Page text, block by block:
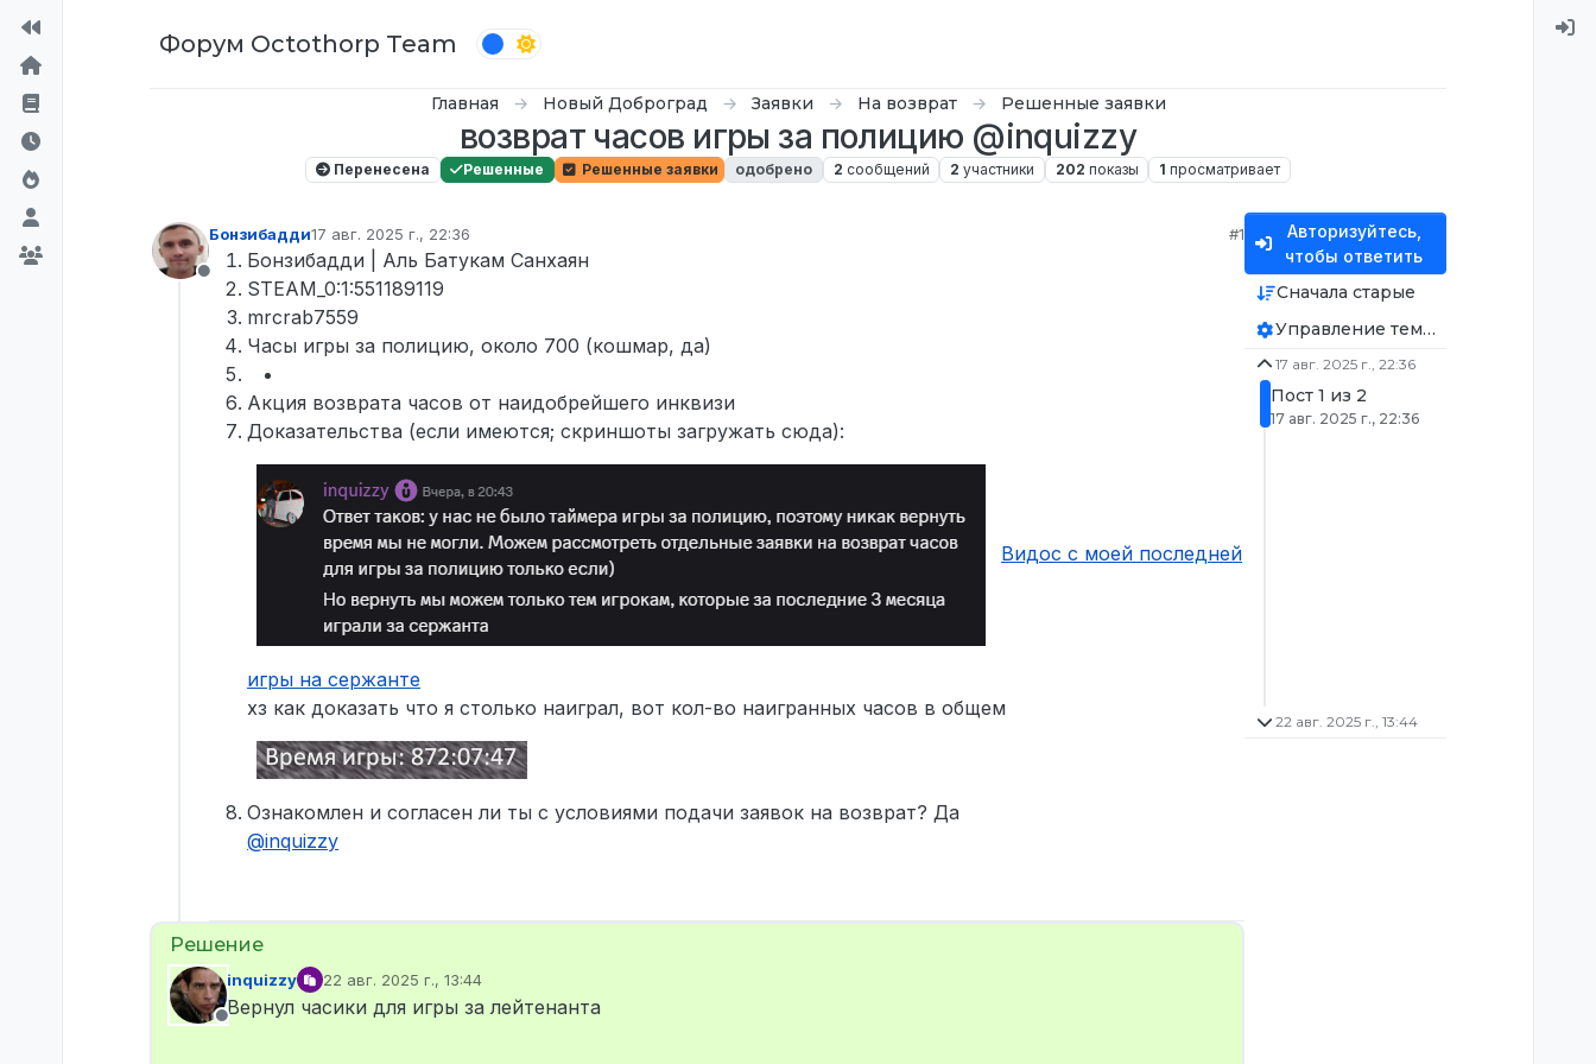
Форум Octothorp Team
Главная Новый Доброград Заявки На возврат Решенные заявки
возврат часов игры за полицию @inquizzy
Перенесена Решенные Решенные заявки одобрено 2 сообщений 2 участники 202 показы 1 просматривает
Не в сети
Бонзибадди17 авг. 2025 г., 22:36
отредактировано
#1
Бонзибадди | Аль Батукам Санхаян
STEAM_0:1:551189119
mrcrab7559
Часы игры за полицию, около 700 (кошмар, да)
Акция возврата часов от наидобрейшего инквизи
Доказательства (если имеются; скриншоты загружать сюда):
Видос с моей последней
игры на сержанте
хз как доказать что я столько наиграл, вот кол-во наигранных часов в общем
Ознакомлен и согласен ли ты с условиями подачи заявок на возврат? Да
@inquizzy
Не в сети
inquizzy 22 авг. 2025 г., 13:44
отредактировано
Вернул часики для игры за лейтенанта
Авторизуйтесь,
чтобы ответить
Сначала старые
Управление темой
17 авг. 2025 г., 22:36
Пост 1 из 2
17 авг. 2025 г., 22:36
22 авг. 2025 г., 13:44